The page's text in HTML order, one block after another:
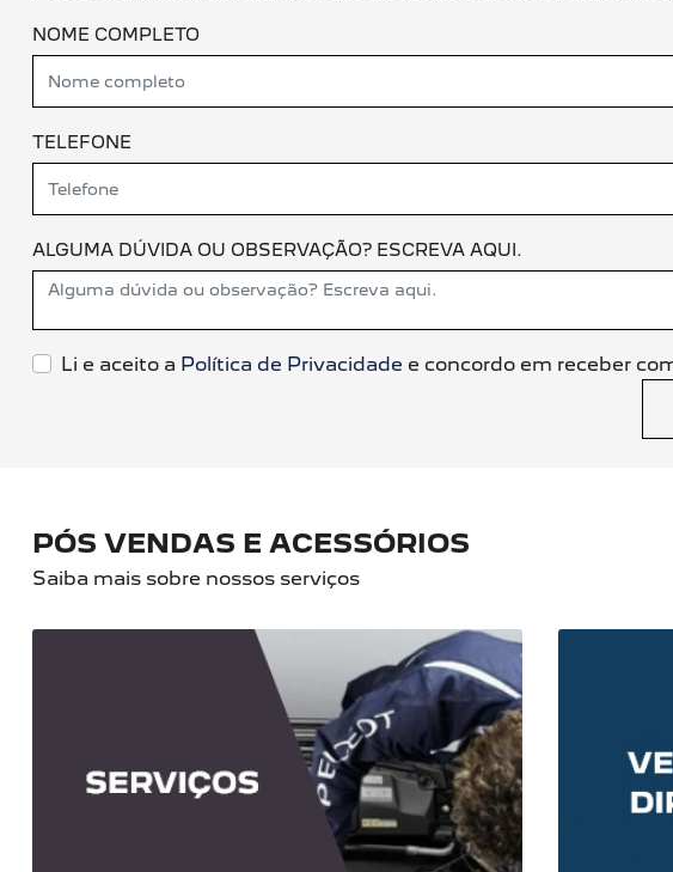
NOME COMPLETO
TELEFONE
ALGUMA DÚVIDA OU OBSERVAÇÃO? ESCREVA AQUI.
Li e aceito a Política de Privacidade e concordo em receber
PÓS VENDAS E ACESSÓRIOS
Saiba mais sobre nossos serviços